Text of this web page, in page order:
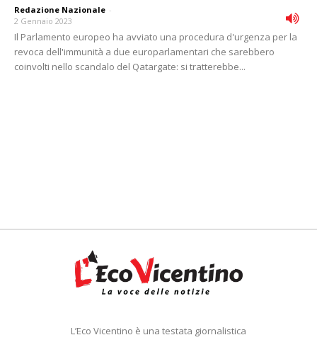
Redazione Nazionale -
2 Gennaio 2023
Il Parlamento europeo ha avviato una procedura d'urgenza per la
revoca dell'immunità a due europarlamentari che sarebbero
coinvolti nello scandalo del Qatargate: si tratterebbe...
L’Eco Vicentino è una testata giornalistica